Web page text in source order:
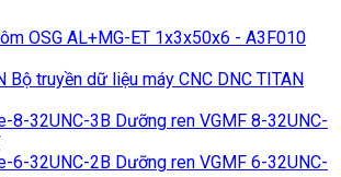
OSG AL+MG-ET 1x3x50x6 - A3F010
Bộ truyền dữ liệu máy CNC DNC TITAN
Dưỡng ren VGMF 8-32UNC-
Dưỡng ren VGMF 6-32UNC-